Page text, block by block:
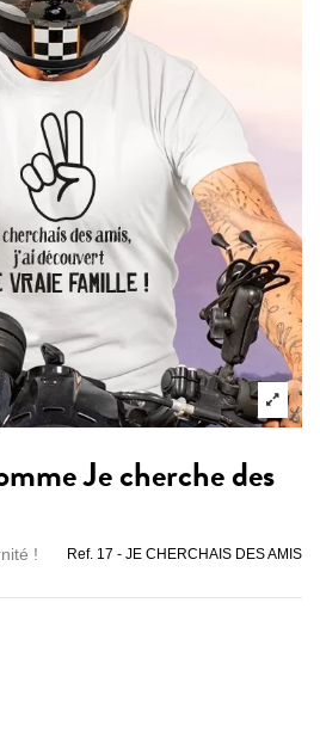
Je cherche des
! Ref. 17 - JE CHERCHAIS DES AMIS